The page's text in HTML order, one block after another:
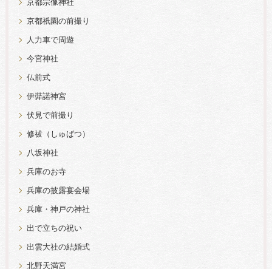
京都宗像神社
京都祇園の前撮り
人力車で周遊
今宮神社
仏前式
伊弉諾神宮
伏見で前撮り
修祓（しゅばつ）
八坂神社
兵庫のお寺
兵庫の披露宴会場
兵庫・神戸の神社
出で立ちの祝い
出雲大社の結婚式
北野天満宮